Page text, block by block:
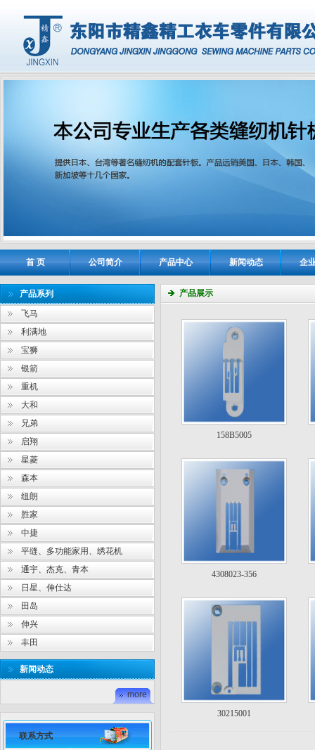
首 页 公司简介 产品中心 新闻动态 企
产品展示
158B5005
4308023-356
30215001
产品系列
飞马
利满地
宝狮
银箭
重机
大和
兄弟
启翔
星菱
森本
纽朗
胜家
中捷
平缝、多功能家用、绣花机
通宇、杰克、青本
日星、伸仕达
田岛
伸兴
丰田
新闻动态
more
联系方式